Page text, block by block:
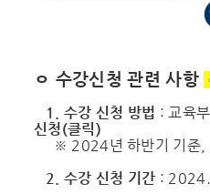
ㅇ 수강신청 관련 사항
1. 수강 신청 방법 : 교육
신청(클릭)
※ 2024년 하반기 기준,
2. 수강 신청 기간 :